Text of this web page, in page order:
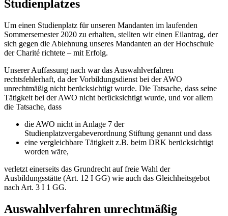
Studienplatzes
Um einen Studienplatz für unseren Mandanten im laufenden
Sommersemester 2020 zu erhalten, stellten wir einen Eilantrag, der
sich gegen die Ablehnung unseres Mandanten an der Hochschule
der Charité richtete – mit Erfolg.
Unserer Auffassung nach war das Auswahlverfahren
rechtsfehlerhaft, da der Vorbildungsdienst bei der AWO
unrechtmäßig nicht berücksichtigt wurde. Die Tatsache, dass seine
Tätigkeit bei der AWO nicht berücksichtigt wurde, und vor allem
die Tatsache, dass
die AWO nicht in Anlage 7 der
Studienplatzvergabeverordnung Stiftung genannt und dass
eine vergleichbare Tätigkeit z.B. beim DRK berücksichtigt
worden wäre,
verletzt einerseits das Grundrecht auf freie Wahl der
Ausbildungsstätte (Art. 12 I GG) wie auch das Gleichheitsgebot
nach Art. 3 I 1 GG.
Auswahlverfahren unrechtmäßig